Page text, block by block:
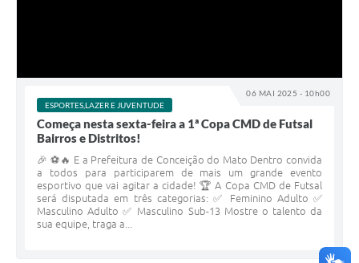
06 MAI 2025 - 10h00
ESPORTES,LAZER E JUVENTUDE
Começa nesta sexta-feira a 1ª Copa CMD de Futsal
Bairros e Distritos!
🎉 ⚽🔥 E a Prefeitura de Conceição do Mato Dentro convida
a todos para participarem de mais um grande evento
esportivo que vai agitar a cidade! 🏆 A Copa CMD de Futsal
será disputada em três categorias: ✅ Feminino Adulto ✅
Masculino Adulto ✅ Masculino Sub-13 Mostre o talento da
sua equipe, traga a...